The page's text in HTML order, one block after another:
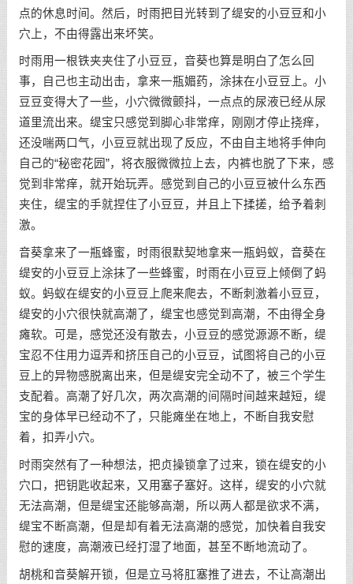
点的休息时间。然后，时雨把目光转到了缇安的小豆豆和小
穴上，不由得露出来坏笑。
时雨用一根铁夹夹住了小豆豆，音葵也算是明白了怎么回
事，自己也主动出击，拿来一瓶媚药，涂抹在小豆豆上。小
豆豆变得大了一些，小穴微微颤抖，一点点的尿液已经从尿
道里流出来。缇宝只感觉到脚心非常痒，刚刚才停止挠痒，
还没喘两口气，小豆豆就出现了反应，不由自主地将手伸向
自己的“秘密花园”，将衣服微微拉上去，内裤也脱了下来，感
觉到非常痒，就开始玩弄。感觉到自己的小豆豆被什么东西
夹住，缇宝的手就捏住了小豆豆，并且上下揉搓，给予着刺
激。
音葵拿来了一瓶蜂蜜，时雨很默契地拿来一瓶蚂蚁，音葵在
缇安的小豆豆上涂抹了一些蜂蜜，时雨在小豆豆上倾倒了蚂
蚁。蚂蚁在缇安的小豆豆上爬来爬去，不断刺激着小豆豆，
缇安的小穴很快就高潮了，缇宝也感觉到高潮，不由得全身
瘫软。可是，感觉还没有散去，小豆豆的感觉源源不断，缇
宝忍不住用力逗弄和挤压自己的小豆豆，试图将自己的小豆
豆上的异物感脱离出来，但是缇安完全动不了，被三个学生
支配着。高潮了好几次，两次高潮的间隔时间越来越短，缇
宝的身体早已经动不了，只能瘫坐在地上，不断自我安慰
着，扣弄小穴。
时雨突然有了一种想法，把贞操锁拿了过来，锁在缇安的小
穴口，把钥匙收起来，又用塞子塞好。这样，缇安的小穴就
无法高潮，但是缇宝还能够高潮，所以两人都是欲求不满，
缇宝不断高潮，但是却有着无法高潮的感觉，加快着自我安
慰的速度，高潮液已经打湿了地面，甚至不断地流动了。
胡桃和音葵解开锁，但是立马将肛塞推了进去，不让高潮出